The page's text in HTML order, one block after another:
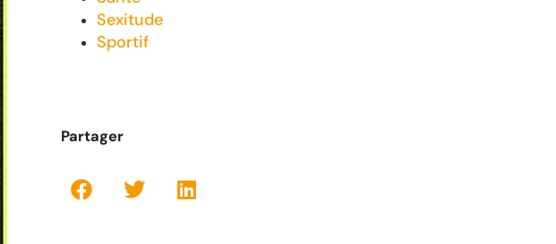
Sexitude
Sportif
Partager